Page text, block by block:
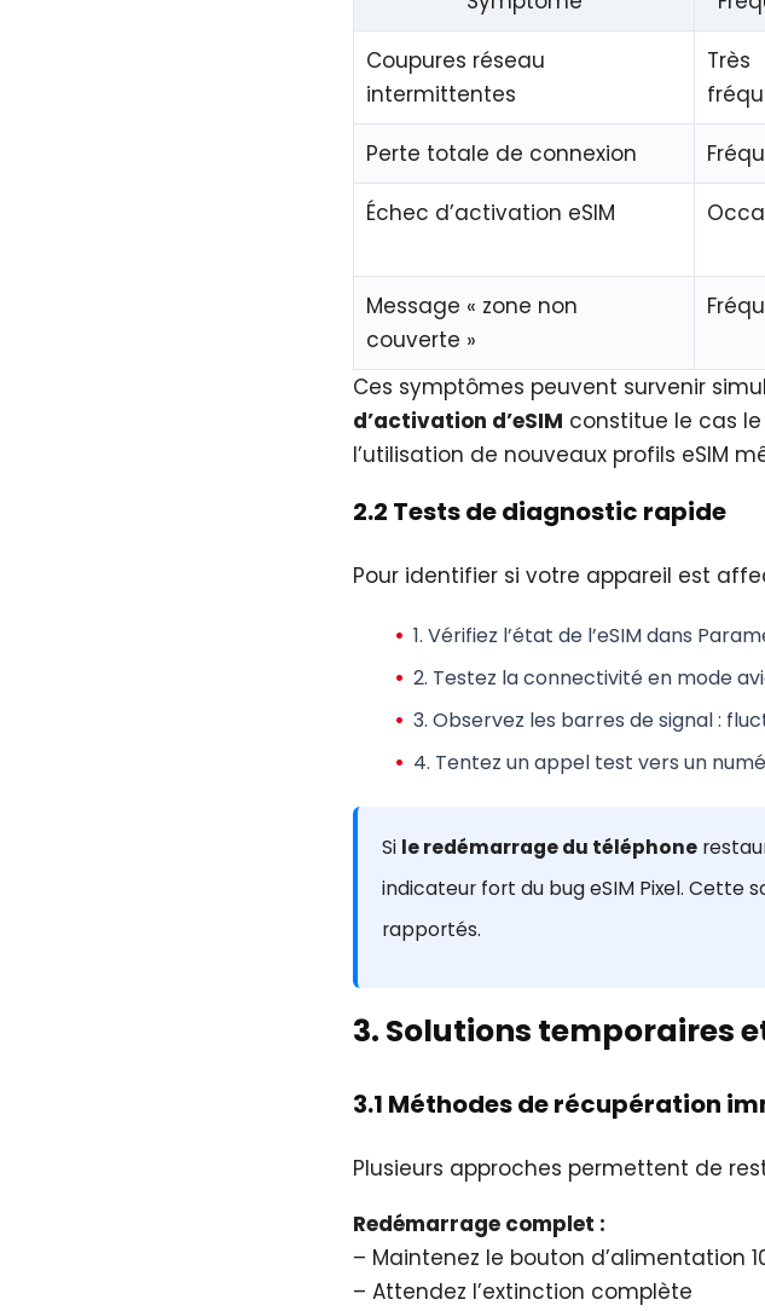
Coupures réseau
intermittentes
Très
Perte totale de connexion
Échec d’activation eSIM
Message « zone non
couverte »
Ces symptômes peuvent survenir
d’activation d’eSIM constitue le cas
l’utilisation de nouveaux profils eSIM
2.2 Tests de diagnostic rapide
Pour identifier si votre appareil est
1. Vérifiez l’état de l’eSIMdans
2. Testez la connectivitéen mode
3. Observez les barres de signal:
4. Tentez un appel test vers un
Si le redémarrage du téléphone
indicateur fort du bug eSIM Pixel. Cette
rapportés.
3. Solutions temporaires
3.1 Méthodes de récupération
Plusieurs approches permettent de
Redémarrage complet :
– Maintenez le bouton d’alimentation
– Attendez l’extinction complète